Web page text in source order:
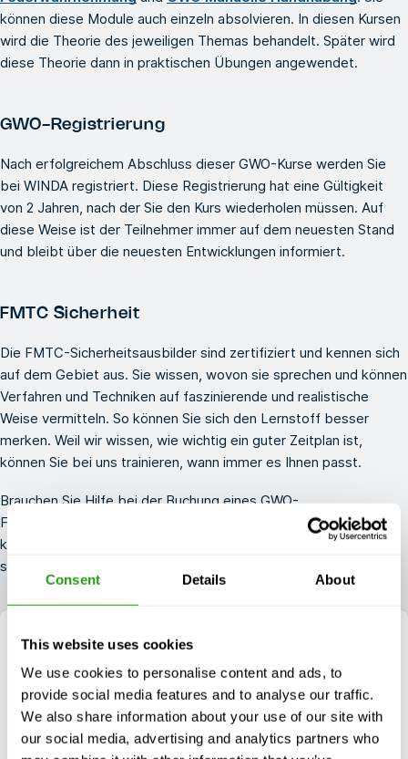
Consent Details About
This website uses cookies
We use cookies to personalise content and ads, to
provide social media features and to analyse our traffic.
We also share information about your use of our site with
our social media, advertising and analytics partners who
können diese Module auch einzeln absolvieren. In diesen Kursen
wird die Theorie des jeweiligen Themas behandelt. Später wird
diese Theorie dann in praktischen Übungen angewendet.
GWO-Registrierung
Nach erfolgreichem Abschluss dieser GWO-Kurse werden Sie
bei WINDA registriert. Diese Registrierung hat eine Gültigkeit
von 2 Jahren, nach der Sie den Kurs wiederholen müssen. Auf
diese Weise ist der Teilnehmer immer auf dem neuesten Stand
und bleibt über die neuesten Entwicklungen informiert.
FMTC Sicherheit
Die FMTC-Sicherheitsausbilder sind zertifiziert und kennen sich
auf dem Gebiet aus. Sie wissen, wovon sie sprechen und können
Verfahren und Techniken auf faszinierende und realistische
Weise vermitteln. So können Sie sich den Lernstoff besser
merken. Weil wir wissen, wie wichtig ein guter Zeitplan ist,
können Sie bei uns trainieren, wann immer es Ihnen passt.
Brauchen Sie Hilfe bei der Buchung eines GWO-
Fortgeschrittenenkurses? Bitte zögern Sie nicht, uns zu
kontaktieren und rufen Sie uns an unter
+1 337 451 4685oder
senden Sie eine E-Mail an